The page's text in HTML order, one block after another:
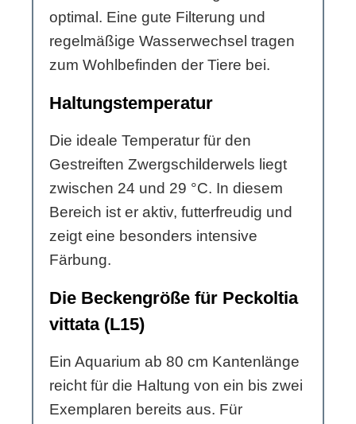
optimal. Eine gute Filterung und
regelmäßige Wasserwechsel tragen
zum Wohlbefinden der Tiere bei.
Haltungstemperatur
Die ideale Temperatur für den
Gestreiften Zwergschilderwels liegt
zwischen 24 und 29 °C. In diesem
Bereich ist er aktiv, futterfreudig und
zeigt eine besonders intensive
Färbung.
Die Beckengröße für Peckoltia
vittata (L15)
Ein Aquarium ab 80 cm Kantenlänge
reicht für die Haltung von ein bis zwei
Exemplaren bereits aus. Für